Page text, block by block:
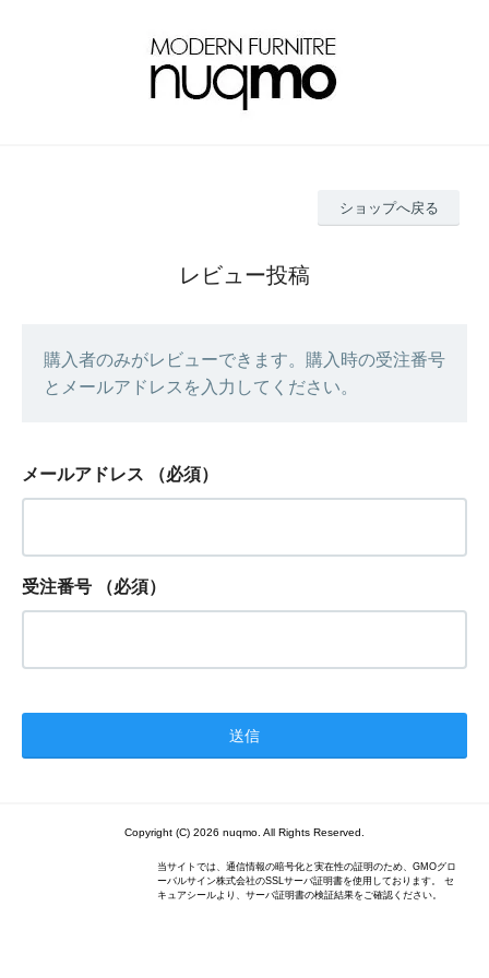
ショップへ戻る
レビュー投稿
購入者のみがレビューできます。購入時の受注番号
とメールアドレスを入力してください。
メールアドレス （必須）
受注番号 （必須）
Copyright (C) 2026 nuqmo. All Rights Reserved.
当サイトでは、通信情報の暗号化と実在性の証明のため、GMOグロ
ーバルサイン株式会社のSSLサーバ証明書を使用しております。 セ
キュアシールより、サーバ証明書の検証結果をご確認ください。